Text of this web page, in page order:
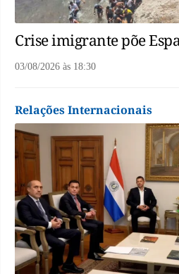
Crise imigrante põe
03/08/2026 às 18:30
Relações Internacionais